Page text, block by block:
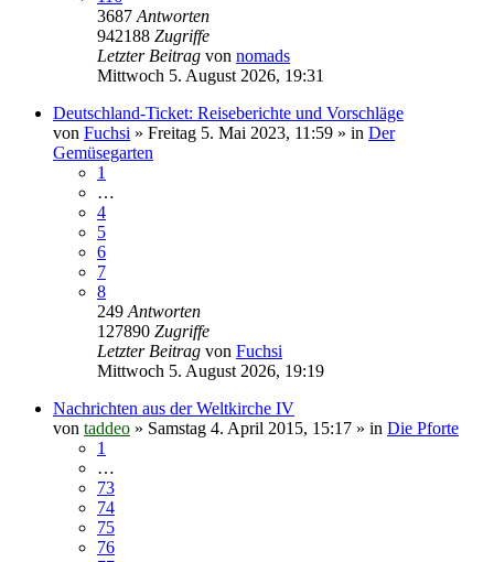
3687 Antworten
942188 Zugriffe
Letzter Beitrag von nomads
Mittwoch 5. August 2026, 19:31
Deutschland-Ticket: Reiseberichte und Vorschläge
von Fuchsi » Freitag 5. Mai 2023, 11:59 » in Der
Gemüsegarten
1
…
4
5
6
7
8
249 Antworten
127890 Zugriffe
Letzter Beitrag von Fuchsi
Mittwoch 5. August 2026, 19:19
Nachrichten aus der Weltkirche IV
von taddeo » Samstag 4. April 2015, 15:17 » in Die Pforte
1
…
73
74
75
76